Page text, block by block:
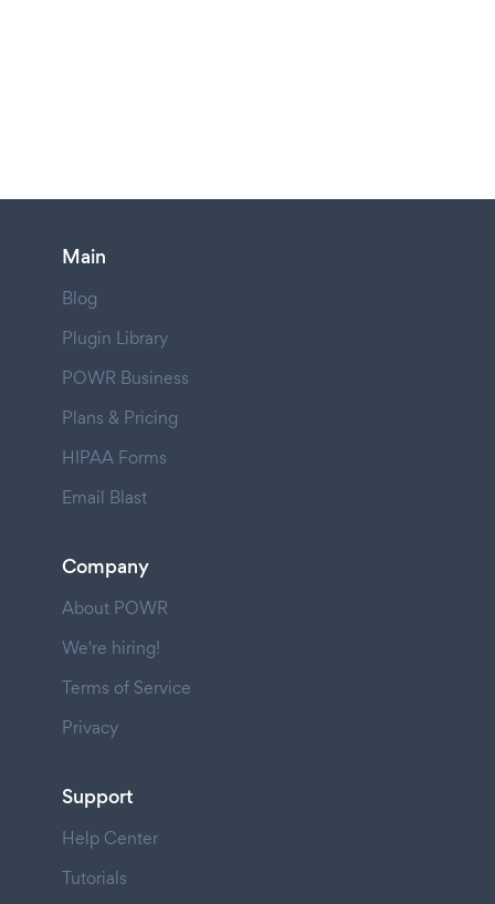
Main
Blog
Plugin Library
POWR Business
Plans & Pricing
HIPAA Forms
Email Blast
Company
About POWR
We're hiring!
Terms of Service
Privacy
Support
Help Center
Tutorials